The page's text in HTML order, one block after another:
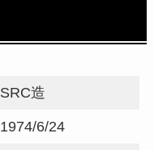
SRC造
1974/6/24